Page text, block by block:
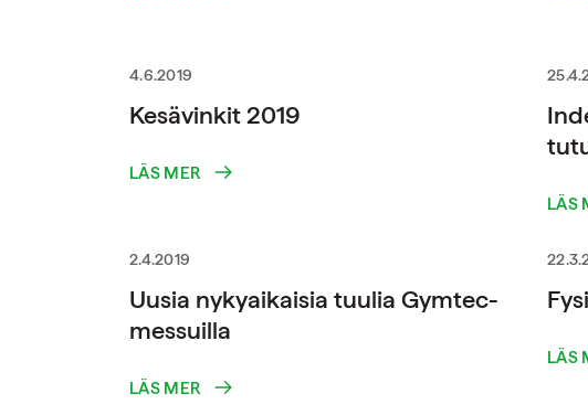
4.6.2019
Kesävinkit 2019
LÄS MER
LÄS
2.4.2019
Uusia nykyaikaisia tuulia Gymtec-
messuilla
LÄS MER
LÄS